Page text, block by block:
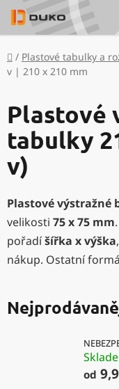
Přejít
na
obsah
Domů
/ Plastové tabulky a
v | 210 x 210 mm
Plastové
tabulky
v)
Plastové výstražné
velikosti 75 x 75 mm
pořadíšířka x výška
nákup. Ostatní
od